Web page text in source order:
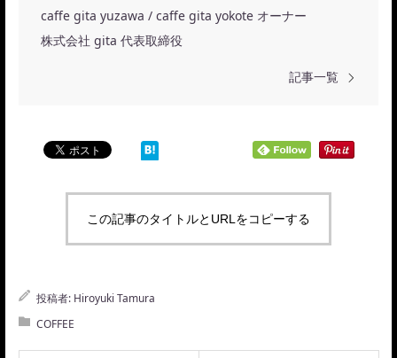
caffe gita yuzawa / caffe gita yokote オーナー
株式会社 gita 代表取締役
記事一覧
この記事のタイトルとURLをコピーする
投稿者: Hiroyuki Tamura
COFFEE